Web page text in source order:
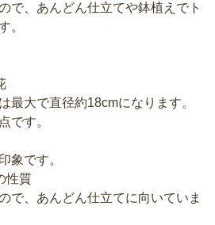
で、あんどん仕立てや鉢植えでト
。
最大で直径約18cmになります。
です。
象です。
性質
で、あんどん仕立てに向いていま